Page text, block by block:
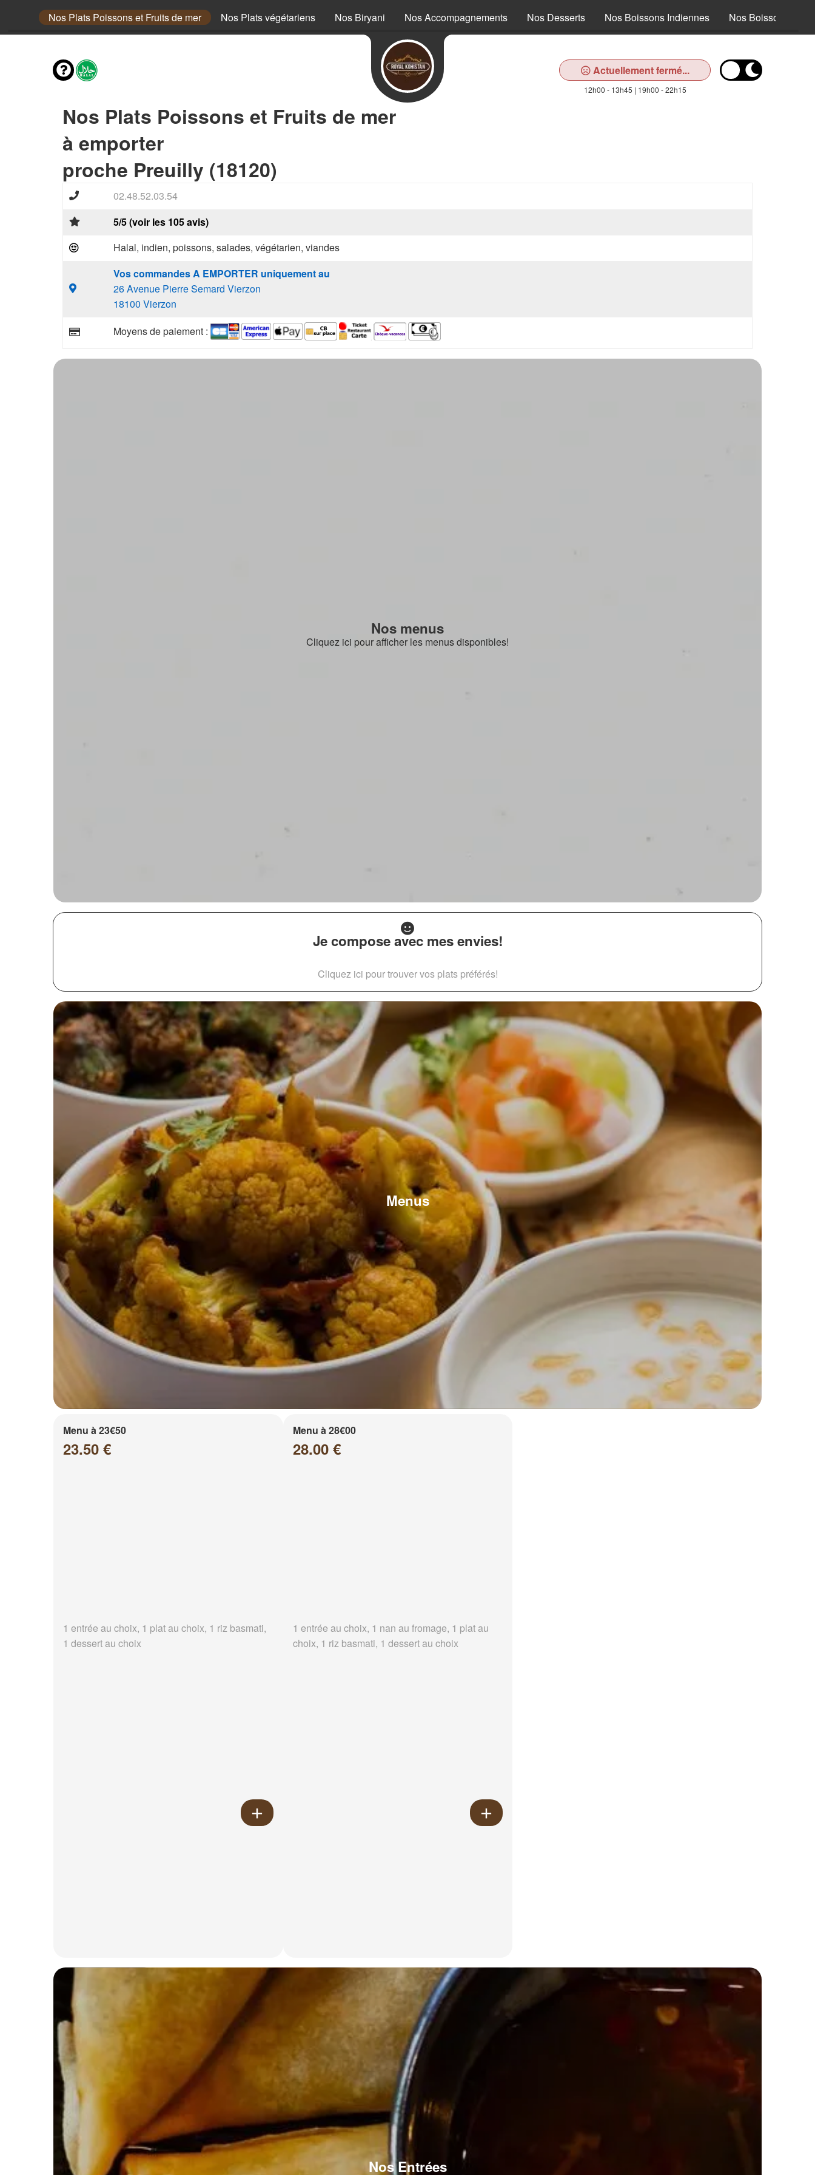
Nos Plats Poissons et Fruits de mer Nos Plats végétariens Nos Biryani Nos Accompagnements Nos Desserts Nos Boissons Indiennes Nos Boissons
Actuellement fermé...
12h00 - 13h45 | 19h00 - 22h15
Nos Plats Poissons et Fruits de mer
à emporter
proche Preuilly (18120)
02.48.52.03.54
5/5 (voir les 105 avis)
Halal, indien, poissons, salades, végétarien, viandes
Vos commandes A EMPORTER uniquement au
26 Avenue Pierre Semard Vierzon
18100 Vierzon
Moyens de paiement :
Nos menus
Cliquez ici pour afficher les menus disponibles!
Je compose avec mes envies!
Cliquez ici pour trouver vos plats préférés!
Menus
Menu à 23€50
23.50 €
1 entrée au choix, 1 plat au choix, 1 riz basmati,
1 dessert au choix
Menu à 28€00
28.00 €
1 entrée au choix, 1 nan au fromage, 1 plat au
choix, 1 riz basmati, 1 dessert au choix
Nos Entrées